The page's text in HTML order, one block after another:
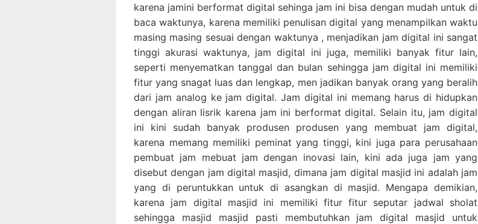
karena jamini berformat digital sehinga jam ini bisa dengan mudah untuk di
baca waktunya, karena memiliki penulisan digital yang menampilkan waktu
masing masing sesuai dengan waktunya , menjadikan jam digital ini sangat
tinggi akurasi waktunya, jam digital ini juga, memiliki banyak fitur lain,
seperti menyematkan tanggal dan bulan sehingga jam digital ini memiliki
fitur yang snagat luas dan lengkap, men jadikan banyak orang yang beralih
dari jam analog ke jam digital. Jam digital ini memang harus di hidupkan
dengan aliran lisrik karena jam ini berformat digital. Selain itu, jam digital
ini kini sudah banyak produsen produsen yang membuat jam digital,
karena memang memiliki peminat yang tinggi, kini juga para perusahaan
pembuat jam mebuat jam dengan inovasi lain, kini ada juga jam yang
disebut dengan jam digital masjid, dimana jam digital masjid ini adalah jam
yang di peruntukkan untuk di asangkan di masjid. Mengapa demikian,
karena jam digital masjid ini memiliki fitur fitur seputar jadwal sholat
sehingga masjid masjid pasti membutuhkan jam digital masjid untuk